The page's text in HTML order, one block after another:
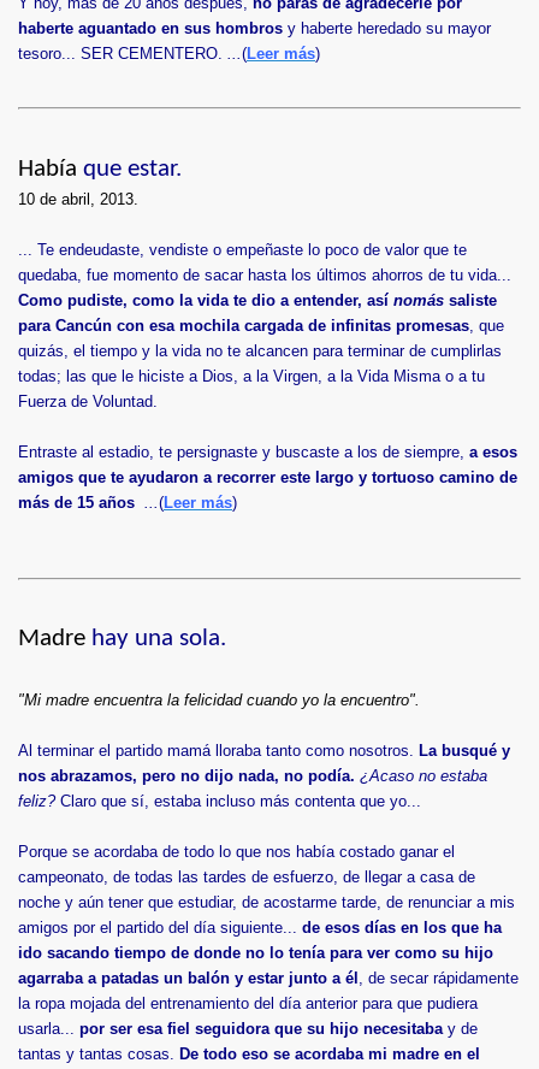
haberte aguantado en sus hombros y haberte heredado su mayor
tesoro... SER CEMENTERO. ...(Leer más)
Había que estar.
10 de abril, 2013.
... Te endeudaste, vendiste o empeñaste lo poco de valor que te
quedaba, fue momento de sacar hasta los últimos ahorros de tu vida...
Como pudiste, como la vida te dio a entender, así nomás saliste
para Cancún con esa mochila cargada de infinitas promesas, que
quizás, el tiempo y la vida no te alcancen para terminar de cumplirlas
todas; las que le hiciste a Dios, a la Virgen, a la Vida Misma o a tu
Fuerza de Voluntad.
Entraste al estadio, te persignaste y buscaste a los de siempre, a esos
amigos que te ayudaron a recorrer este largo y tortuoso camino de
más de 15 años ...(Leer más)
Madre hay una sola.
"Mi madre encuentra la felicidad cuando yo la encuentro".
Al terminar el partido mamá lloraba tanto como nosotros. La busqué y
nos abrazamos, pero no dijo nada, no podía. ¿Acaso no estaba
feliz?Claro que sí, estaba incluso más contenta que yo...
Porque se acordaba de todo lo que nos había costado ganar el
campeonato, de todas las tardes de esfuerzo, de llegar a casa de
noche y aún tener que estudiar, de acostarme tarde, de renunciar a mis
amigos por el partido del día siguiente... de esos días en los que ha
ido sacando tiempo de donde no lo tenía para ver como su hijo
agarraba a patadas un balón y estar junto a él , de secar rápidamente
la ropa mojada del entrenamiento del día anterior para que pudiera
usarla... por ser esa fiel seguidora que su hijo necesitabay de
tantas y tantas cosas. De todo eso se acordaba mi madre en el